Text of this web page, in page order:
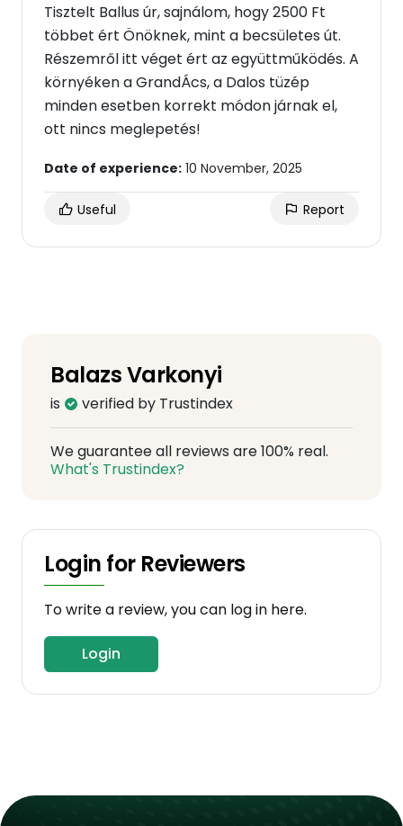
Tisztelt Ballus úr, sajnálom, hogy 2500 Ft
többet ért Önöknek, mint a becsületes út.
Részemről itt véget ért az együttműködés. A
környéken a GrandÁcs, a Dalos tüzép
minden esetben korrekt módon járnak el,
ott nincs meglepetés!
Date of experience: 10 November, 2025
Useful Report
Balazs Varkonyi
is verified by Trustindex
We guarantee all reviews are 100% real.
What's Trustindex?
Login for Reviewers
To write a review, you can log in here.
Login